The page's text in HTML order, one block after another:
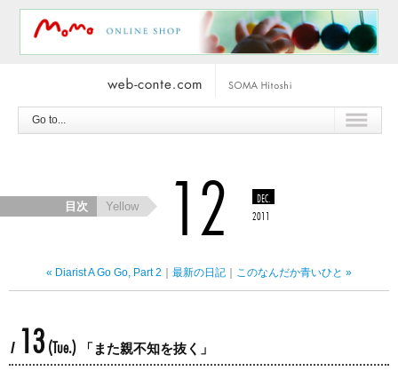
Go to...
12
DEC.
2011
Yellow
目次
« Diarist A Go Go, Part 2 ｜ 最新の日記 ｜ このなんだか青いひと »
/ 13 (Tue.) 「また親不知を抜く」